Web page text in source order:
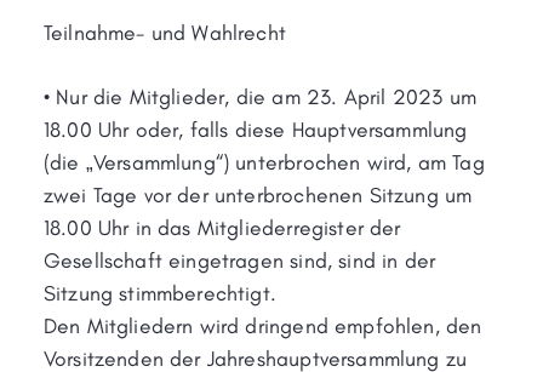
Teilnahme- und Wahlrecht
• Nur die Mitglieder, die am 23. April 2023 um
18.00 Uhr oder, falls diese Hauptversammlung
(die „Versammlung“) unterbrochen wird, am Tag
zwei Tage vor der unterbrochenen Sitzung um
18.00 Uhr in das Mitgliederregister der
Gesellschaft eingetragen sind, sind in der
Sitzung stimmberechtigt.
Den Mitgliedern wird dringend empfohlen, den
Vorsitzenden der Jahreshauptversammlung zu